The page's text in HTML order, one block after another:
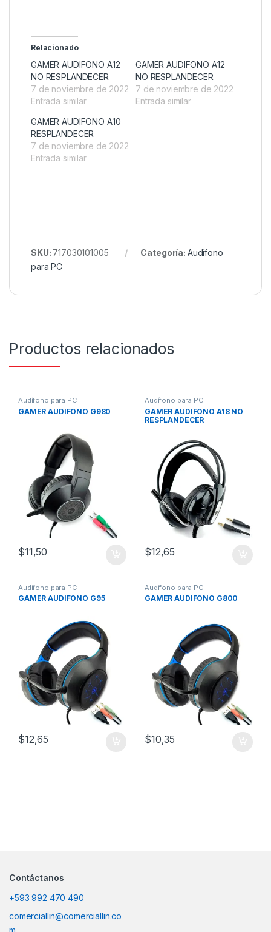
Relacionado
GAMER AUDIFONO A12
NO RESPLANDECER
7 de noviembre de 2022
Entrada similar
GAMER AUDIFONO A12
NO RESPLANDECER
7 de noviembre de 2022
Entrada similar
GAMER AUDIFONO A10
RESPLANDECER
7 de noviembre de 2022
Entrada similar
SKU: 717030101005 Categoría: Audífono
para PC
Productos relacionados
Audífono para PC
GAMER AUDIFONO G980
$11,50
Audífono para PC
GAMER AUDIFONO A18 NO
RESPLANDECER
$12,65
Audífono para PC
GAMER AUDIFONO G95
$12,65
Audífono para PC
GAMER AUDIFONO G800
$10,35
Contáctanos
+593 992 470 490
comerciallin@comerciallin.co